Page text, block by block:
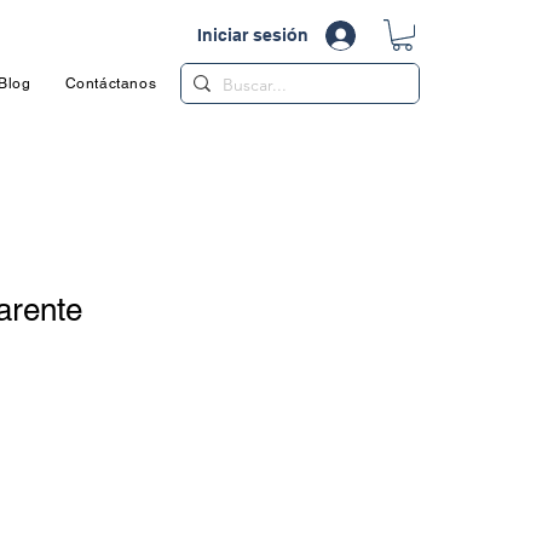
Blog Contáctanos Libro de Reclamaciones Virtual
Iniciar sesión